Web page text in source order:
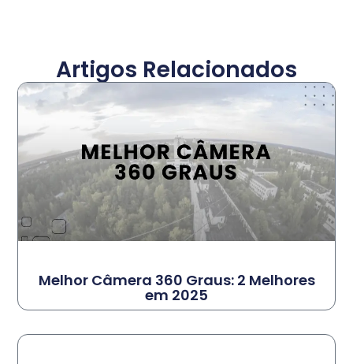
Artigos Relacionados
Melhor Câmera 360 Graus: 2 Melhores
em 2025